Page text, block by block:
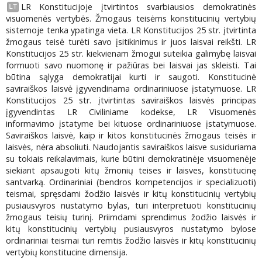
LT
LR Konstitucijoje įtvirtintos svarbiausios demokratinės
visuomenės vertybės. Žmogaus teisėms konstitucinių vertybių
sistemoje tenka ypatinga vieta. LR Konstitucijos 25 str. įtvirtinta
žmogaus teisė turėti savo įsitikinimus ir juos laisvai reikšti. LR
Konstitucijos 25 str. kiekvienam žmogui suteikia galimybę laisvai
formuoti savo nuomonę ir pažiūras bei laisvai jas skleisti. Tai
būtina sąlyga demokratijai kurti ir saugoti. Konstitucinė
saviraiškos laisvė įgyvendinama ordinariniuose įstatymuose. LR
Konstitucijos 25 str. įtvirtintas saviraiškos laisvės principas
įgyvendintas LR Civiliniame kodekse, LR Visuomenės
informavimo įstatyme bei kituose ordinariniuose įstatymuose.
Saviraiškos laisvė, kaip ir kitos konstitucinės žmogaus teisės ir
laisvės, nėra absoliuti. Naudojantis saviraiškos laisve susiduriama
su tokiais reikalavimais, kurie būtini demokratinėje visuomenėje
siekiant apsaugoti kitų žmonių teises ir laisves, konstitucinę
santvarką. Ordinariniai (bendros kompetencijos ir specializuoti)
teismai, spręsdami žodžio laisvės ir kitų konstitucinių vertybių
pusiausvyros nustatymo bylas, turi interpretuoti konstitucinių
žmogaus teisių turinį. Priimdami sprendimus žodžio laisvės ir
kitų konstitucinių vertybių pusiausvyros nustatymo bylose
ordinariniai teismai turi remtis žodžio laisvės ir kitų konstitucinių
vertybių konstitucine dimensija.